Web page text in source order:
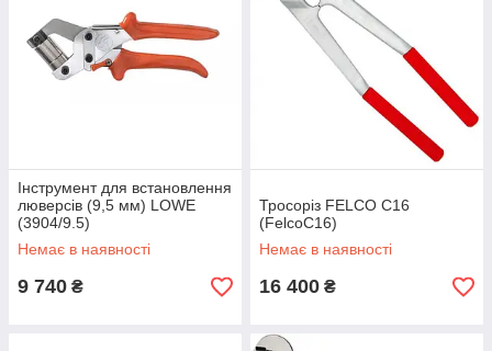
Інструмент для встановлення
люверсів (9,5 мм) LOWE
(3904/9.5)
Немає в наявності
9 740 ₴
Тросоріз FELCO C16
(FelcoC16)
Немає в наявності
16 400 ₴